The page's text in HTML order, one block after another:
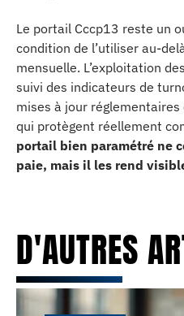
Le portail Cccp13 reste un
condition de l’utiliser au-
mensuelle. L’exploitation
suivi des indicateurs de
mises à jour
qui protègent réellement
portail bien paramétré ne
paie, mais il les rend
D'AUTRES